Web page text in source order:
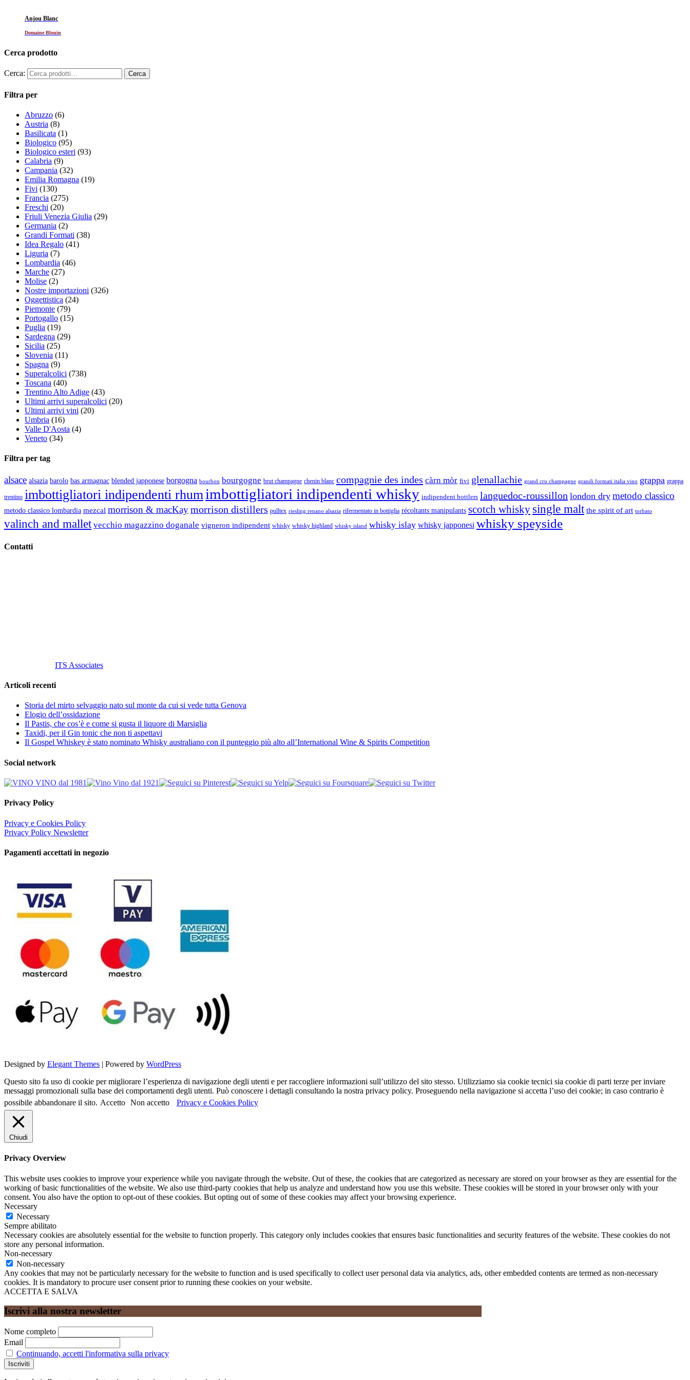
Anjou Blanc
Domaine Blouin
Cerca prodotto
Cerca:
Filtra per
Abruzzo (6)
Austria (8)
Basilicata (1)
Biologico (95)
Biologico esteri (93)
Calabria (9)
Campania (32)
Emilia Romagna (19)
Fivi (130)
Francia (275)
Freschi (20)
Friuli Venezia Giulia (29)
Germania (2)
Grandi Formati (38)
Idea Regalo (41)
Liguria (7)
Lombardia (46)
Marche (27)
Molise (2)
Nostre importazioni (326)
Oggettistica (24)
Piemonte (79)
Portogallo (15)
Puglia (19)
Sardegna (29)
Sicilia (25)
Slovenia (11)
Spagna (9)
Superalcolici (738)
Toscana (40)
Trentino Alto Adige (43)
Ultimi arrivi superalcolici (20)
Ultimi arrivi vini (20)
Umbria (16)
Valle D'Aosta (4)
Veneto (34)
Filtra per tag
alsace alsazia barolo bas armagnac blended japponese borgogna bourbon bourgogne brut champagne chenin blanc compagnie des indes càrn mòr fivi glenallachie grand cru champagne grandi formati italia vino grappa grappa
trentino imbottigliatori indipendenti rhumimbottigliatori indipendenti whisky indipendent bottlers languedoc-roussillon london dry metodo classico
metodo classico lombardia mezcal morrison & macKaymorrison distillers pulltex riesling renano alsazia rifermentato in bottiglia récoltants manipulants scotch whisky single malt the spirit of art torbato
valinch and mallet vecchio magazzino doganale vigneron indipendent whisky whisky highland whisky island whisky islay whisky japponesi whisky speyside
Contatti
ITS Associates
Articoli recenti
Storia del mirto selvaggio nato sul monte da cui si vede tutta Genova
Elogio dell’ossidazione
Il Pastis, che cos’è e come si gusta il liquore di Marsiglia
Taxidi, per il Gin tonic che non ti aspettavi
Il Gospel Whiskey è stato nominato Whisky australiano con il punteggio più alto all’International Wine & Spirits Competition
Social network
Privacy Policy
Privacy e Cookies Policy
Privacy Policy Newsletter
Pagamenti accettati in negozio
Designed by Elegant Themes | Powered by WordPress
Questo sito fa uso di cookie per migliorare l’esperienza di navigazione degli utenti e per raccogliere informazioni sull’utilizzo del sito stesso. Utilizziamo sia cookie tecnici sia cookie di parti terze per inviare
messaggi promozionali sulla base dei comportamenti degli utenti. Può conoscere i dettagli consultando la nostra privacy policy. Proseguendo nella navigazione si accetta l’uso dei cookie; in caso contrario è
possibile abbandonare il sito. Accetto Non accetto Privacy e Cookies Policy
Chiudi
Privacy Overview
This website uses cookies to improve your experience while you navigate through the website. Out of these, the cookies that are categorized as necessary are stored on your browser as they are essential for the
working of basic functionalities of the website. We also use third-party cookies that help us analyze and understand how you use this website. These cookies will be stored in your browser only with your
consent. You also have the option to opt-out of these cookies. But opting out of some of these cookies may affect your browsing experience.
Necessary
Necessary
Sempre abilitato
Necessary cookies are absolutely essential for the website to function properly. This category only includes cookies that ensures basic functionalities and security features of the website. These cookies do not
store any personal information.
Non-necessary
Non-necessary
Any cookies that may not be particularly necessary for the website to function and is used specifically to collect user personal data via analytics, ads, other embedded contents are termed as non-necessary
cookies. It is mandatory to procure user consent prior to running these cookies on your website.
ACCETTA E SALVA
Iscrivi alla nostra newsletter
Nome completo
Email
Continuando, accetti l'informativa sulla privacy